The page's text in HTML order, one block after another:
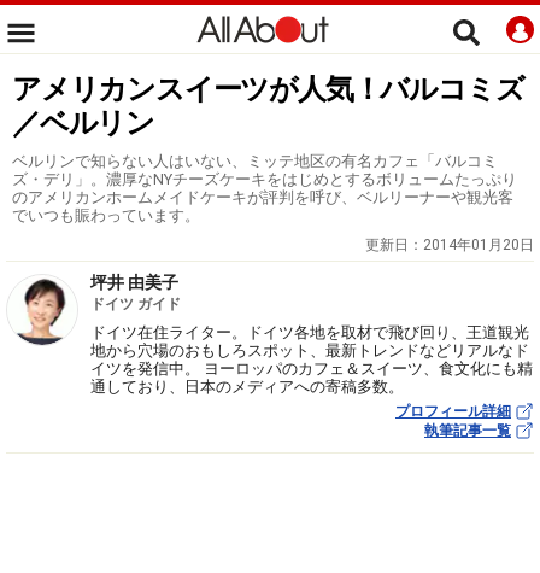
アメリカンスイーツが人気！バルコミズ
／ベルリン
ベルリンで知らない人はいない、ミッテ地区の有名カフェ「バルコミ
ズ・デリ」。濃厚なNYチーズケーキをはじめとするボリュームたっぷり
のアメリカンホームメイドケーキが評判を呼び、ベルリーナーや観光客
でいつも賑わっています。
更新日： 2014年01月20日
坪井 由美子
ドイツ ガイド
ドイツ在住ライター。ドイツ各地を取材で飛び回り、王道観光
地から穴場のおもしろスポット、最新トレンドなどリアルなド
イツを発信中。 ヨーロッパのカフェ＆スイーツ、食文化にも精
通しており、日本のメディアへの寄稿多数。
プロフィール詳細
執筆記事一覧